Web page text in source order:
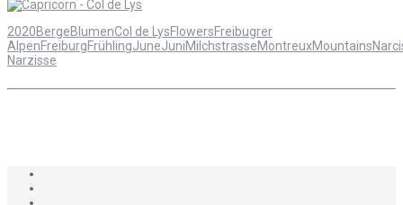
2020BergeBlumenCol de LysFlowersFreibugrer
AlpenFreiburgFrühlingJuneJuniMilchstrasseMontreuxMountains
Narzisse